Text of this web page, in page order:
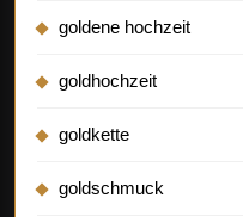
goldene hochzeit
goldhochzeit
goldkette
goldschmuck